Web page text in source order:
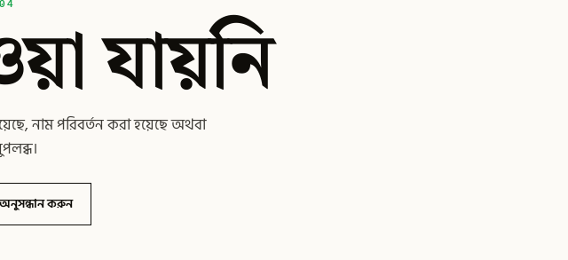
যায়নি
নাম পরিবর্তন করা হয়েছে অথবা
করুন